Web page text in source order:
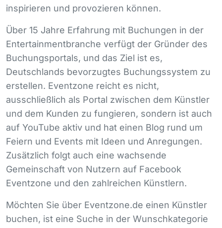
inspirieren und provozieren können.
Über 15 Jahre Erfahrung mit Buchungen in der
Entertainmentbranche verfügt der Gründer des
Buchungsportals, und das Ziel ist es,
Deutschlands bevorzugtes Buchungssystem zu
erstellen. Eventzone reicht es nicht,
ausschließlich als Portal zwischen dem Künstler
und dem Kunden zu fungieren, sondern ist auch
auf YouTube aktiv und hat einen Blog rund um
Feiern und Events mit Ideen und Anregungen.
Zusätzlich folgt auch eine wachsende
Gemeinschaft von Nutzern auf Facebook
Eventzone und den zahlreichen Künstlern.
Möchten Sie über Eventzone.de einen Künstler
buchen, ist eine Suche in der Wunschkategorie